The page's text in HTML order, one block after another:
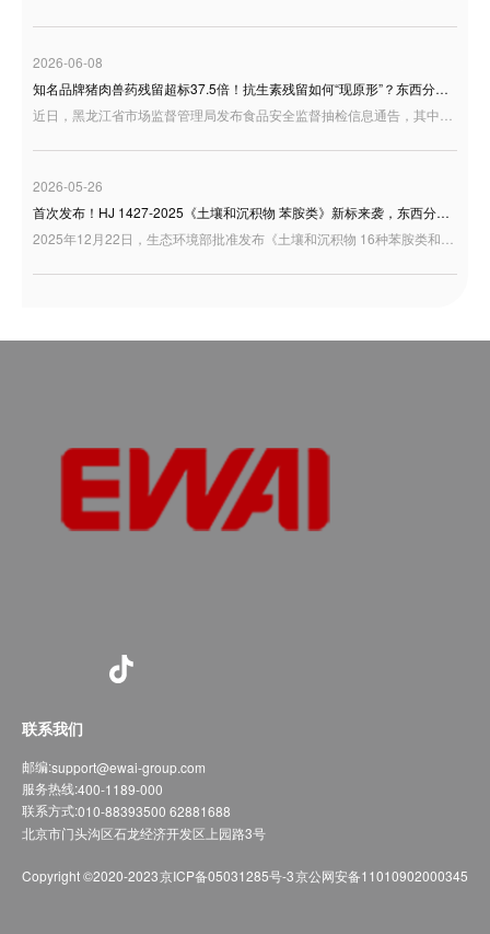
2026-06-08
知名品牌猪肉兽药残留超标37.5倍！抗生素残留如何“现原形”？东西分析为您支招
2026-05-26
首次发布！HJ 1427-2025《土壤和沉积物 苯胺类》新标来袭，东西分析GC-MS全面护航
联系我们
邮编:support@ewai-group.com
服务热线:400-1189-000
联系方式:010-88393500 62881688
北京市门头沟区石龙经济开发区上园路3号
Copyright ©2020-2023京ICP备05031285号-3京公网安备11010902000345